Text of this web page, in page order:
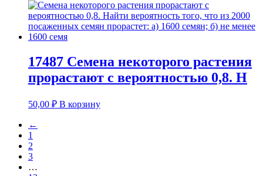
17487 Семена некоторого растения
прорастают с вероятностью 0,8. Н
50,00 ₽ В корзину
←
1
2
3
…